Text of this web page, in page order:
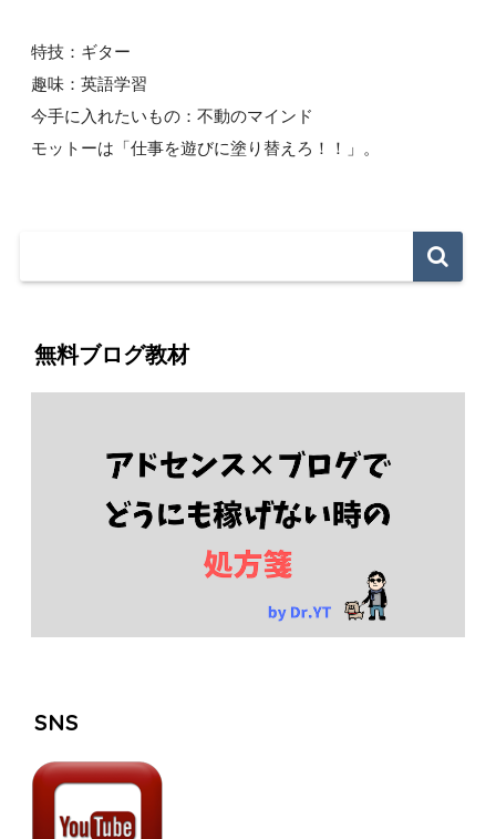
特技：ギター
趣味：英語学習
今手に入れたいもの：不動のマインド
モットーは「仕事を遊びに塗り替えろ！！」。
無料ブログ教材
SNS